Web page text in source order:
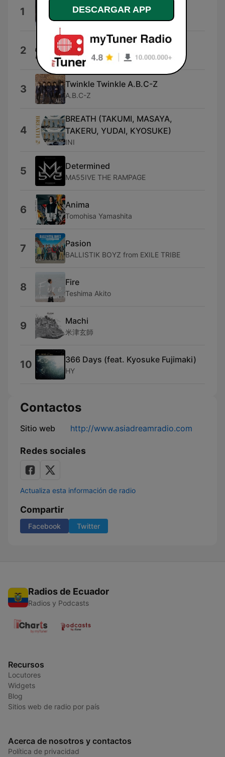
1 ピカレスク
2 Jettin'
THE JET BOY BANGERZ
3 Twinkle Twinkle A.B.C-Z
A.B.C-Z
4
BREATH (TAKUMI, MASAYA,
TAKERU, YUDAI, KYOSUKE)
INI
5 Determined
MA55IVE THE RAMPAGE
6 Anima
Tomohisa Yamashita
7 Pasion
BALLISTIK BOYZ from EXILE TRIBE
8 Fire
Teshima Akito
9 Machi
米津玄師
10 366 Days (feat. Kyosuke Fujimaki)
HY
Contactos
Sitio web http://www.asiadreamradio.com
Redes sociales
Actualiza esta información de radio
Compartir
Facebook Twitter
Radios de Ecuador
Radios y Podcasts
Recursos
Locutores
Widgets
Blog
Sitios web de radio por país
Acerca de nosotros y contactos
Política de privacidad
DESCARGAR APP